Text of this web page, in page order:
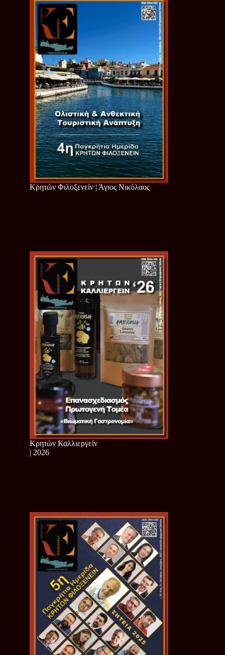
Κρητών Φιλοξενείν | Άγιος Νικόλαος
Κρητών Καλλιεργείν
| 2026